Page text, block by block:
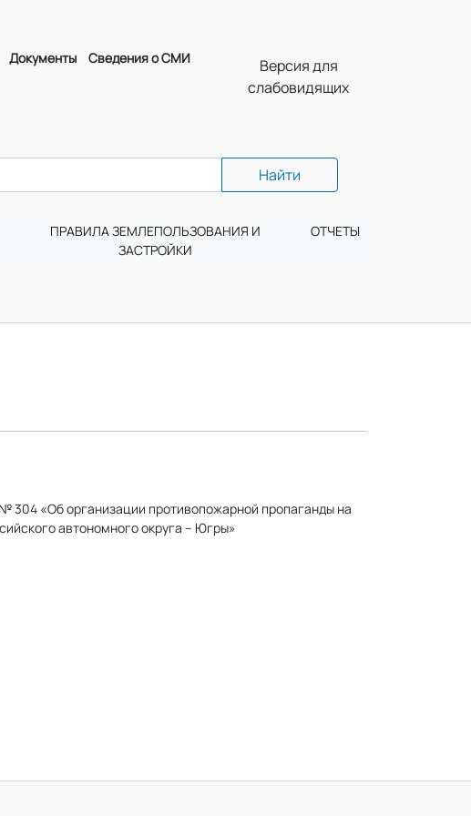
Документы Сведения о СМИ
Версия для
слабовидящих
Найти
ПРАВИЛА ЗЕМЛЕПОЛЬЗОВАНИЯ И
ЗАСТРОЙКИ
ОТЧЕТЫ
304 «Об организации противопожарной пропаганды на
автономного округа – Югры»